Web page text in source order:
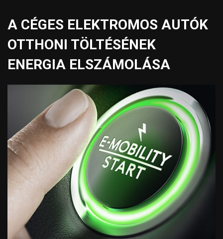
A CÉGES ELEKTROMOS AUTÓK
OTTHONI TÖLTÉSÉNEK
ENERGIA ELSZÁMOLÁSA